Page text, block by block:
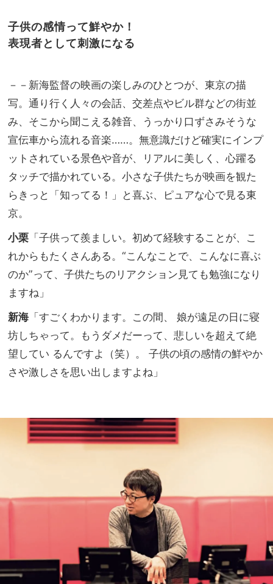
子供の感情って鮮やか！
表現者として刺激になる
－－新海監督の映画の楽しみのひとつが、東京の描
写。通り行く人々の会話、交差点やビル群などの街並
み、そこから聞こえる雑音、うっかり口ずさみそうな
宣伝車から流れる音楽……。無意識だけど確実にインプ
ットされている景色や音が、リアルに美しく、心躍る
タッチで描かれている。小さな子供たちが映画を観た
らきっと「知ってる！」と喜ぶ、ピュアな心で見る東
京。
小栗 「子供って羨ましい。初めて経験することが、こ
れからもたくさんある。“こんなことで、こんなに喜ぶ
のか”って、子供たちのリアクション見ても勉強になり
ますね」
新海「すごくわかります。この間、 娘が遠足の日に寝
坊しちゃって。もうダメだーって、悲しいを超えて絶
望してい るんですよ（笑）。 子供の頃の感情の鮮やか
さや激しさを思い出しますよね」